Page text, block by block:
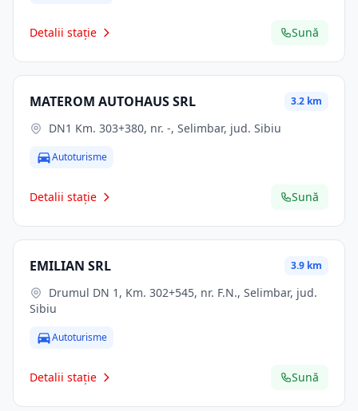
Detalii stație Sună
MATEROM AUTOHAUS SRL 3.2 km
DN1 Km. 303+380, nr. -, Selimbar, jud. Sibiu
Autoturisme
Detalii stație Sună
EMILIAN SRL 3.9 km
Sibiu
Autoturisme
Detalii stație Sună